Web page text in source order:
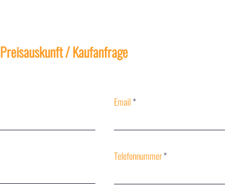
Preisauskunft / Kaufanfrage
Email
Telefonnummer